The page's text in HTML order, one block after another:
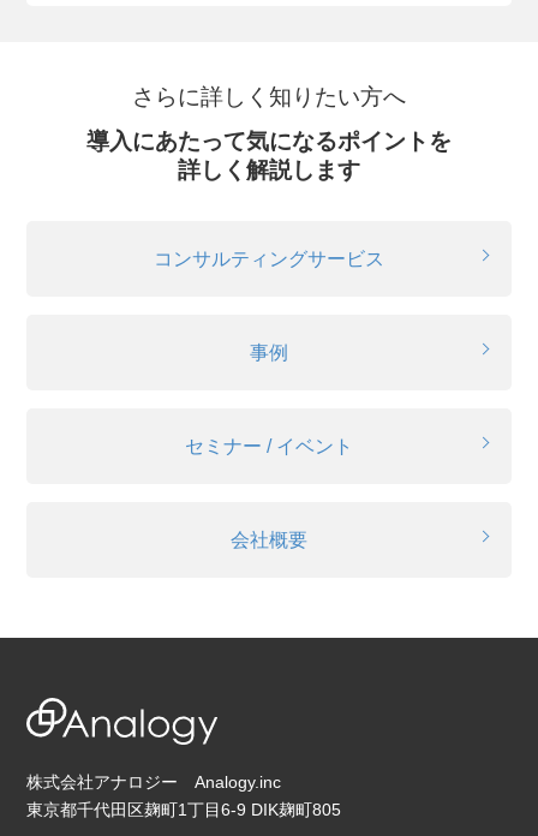
さらに詳しく知りたい方へ
導入にあたって気になるポイントを
詳しく解説します
コンサルティングサービス
事例
セミナー / イベント
会社概要
株式会社アナロジー Analogy.inc
東京都千代田区麹町1丁目6-9 DIK麹町805